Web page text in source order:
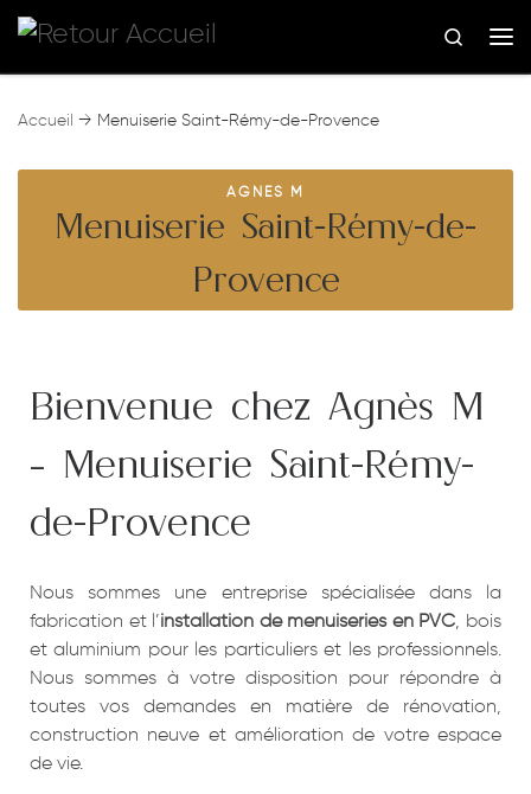
Skip to content
Search
Accueil → Menuiserie Saint-Rémy-de-Provence
AGNES M
Menuiserie Saint-Rémy-de-
Provence
Bienvenue chez Agnès M
– Menuiserie Saint-Rémy-
de-Provence
Nous sommes une entreprise spécialisée dans la
fabrication et l’installation de menuiseries en PVC, bois
et aluminium pour les particuliers et les professionnels.
Nous sommes à votre disposition pour répondre à
toutes vos demandes en matière de rénovation,
construction neuve et amélioration de votre espace
de vie.